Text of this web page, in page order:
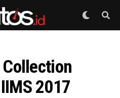
2017